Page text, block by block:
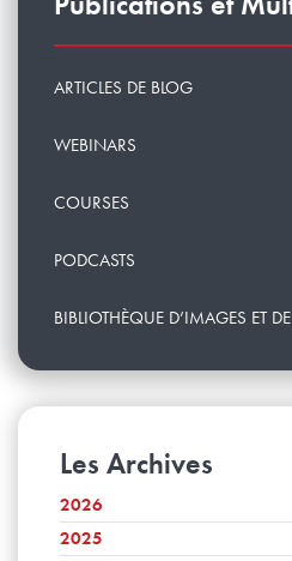
ARTICLES DE BLOG
WEBINARS
COURSES
PODCASTS
BIBLIOTHÈQUE D’IMAGES ET
Les Archives
2026
Juillet
2025